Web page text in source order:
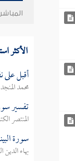
المباشر
الأكثر
أقبل
محمد المنجد
تفسير
المنتصر
سورة
بهاء الدين